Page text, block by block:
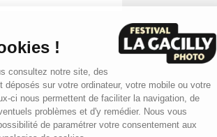
!
notre site, des
sur votre ordinateur, votre mobile ou votre
permettent de faciliter la navigation, de
problèmes et d'y remédier. Nous vous
de paramétrer votre consentement aux